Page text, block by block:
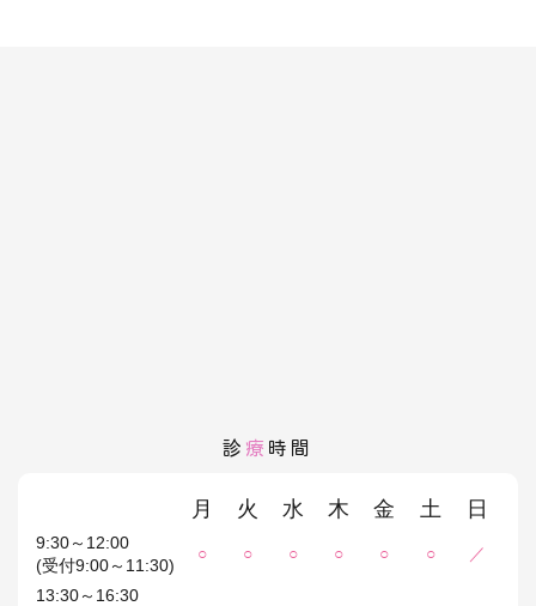
診 療 時間
月 火 水 木 金 土 日
9:30～12:00
(受付9:00～11:30)
○ ○ ○ ○ ○ ○ ／
13:30～16:30